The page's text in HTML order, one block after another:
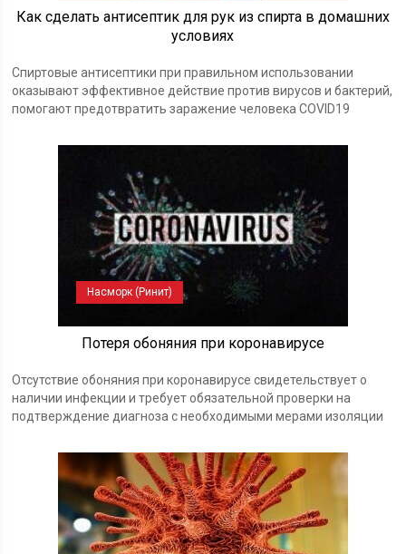
Как сделать антисептик для рук из спирта в домашних
условиях
Спиртовые антисептики при правильном использовании
оказывают эффективное действие против вирусов и бактерий,
помогают предотвратить заражение человека COVID19
Насморк (Ринит)
Потеря обоняния при коронавирусе
Отсутствие обоняния при коронавирусе свидетельствует о
наличии инфекции и требует обязательной проверки на
подтверждение диагноза с необходимыми мерами изоляции